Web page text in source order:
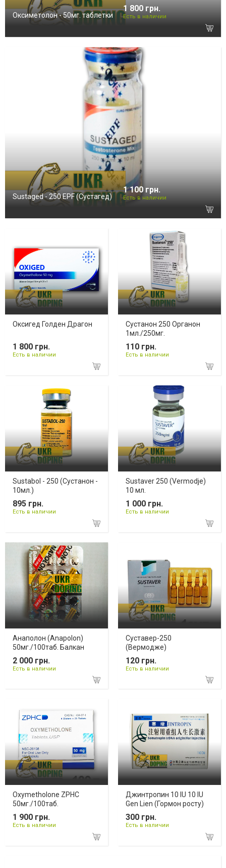
Оксиметолон - 50мг. таблетки
1 800 грн.
Есть в наличии
Sustaged - 250 EPF (Сустагед)
1 100 грн.
Есть в наличии
Оксигед Голден Драгон
1 800 грн.
Есть в наличии
Сустанон 250 Органон
1мл./250мг.
110 грн.
Есть в наличии
Sustabol - 250 (Сустанон -
10мл.)
895 грн.
Есть в наличии
Sustaver 250 (Vermodje)
10 мл.
1 000 грн.
Есть в наличии
Анаполон (Anapolon)
50мг./100таб. Балкан
2 000 грн.
Есть в наличии
Суставер-250
(Вермодже)
120 грн.
Есть в наличии
Oxymetholone ZPHC
50мг./100таб.
1 900 грн.
Есть в наличии
Джинтропин 10 IU 10 IU
Gen Lien (Гормон росту)
300 грн.
Есть в наличии